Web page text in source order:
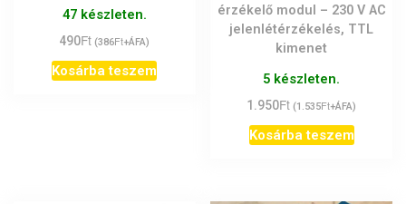
47 készleten.
490Ft (386Ft+ÁFA)
Kosárba teszem
érzékelő modul – 230 V AC
jelenlétérzékelés, TTL
kimenet
5 készleten.
1.950Ft (1.535Ft+ÁFA)
Kosárba teszem